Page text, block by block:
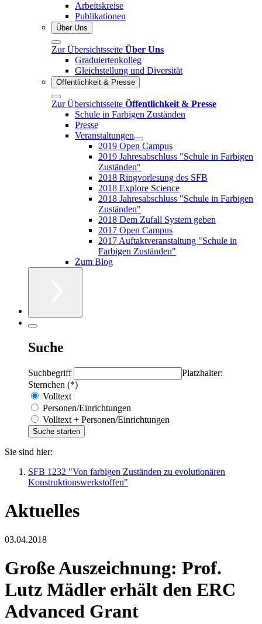
Arbeitskreise
Publikationen
Über Uns
Zur Übersichtsseite Über Uns
Graduiertenkolleg
Gleichstellung und Diversität
Öffentlichkeit & Presse
Zur Übersichtsseite Öffentlichkeit & Presse
Schule in Farbigen Zuständen
Presse
Veranstaltungen
2019 Open Campus
2019 Jahresabschluss "Schule in Farbigen
Zuständen"
2018 Ringvorlesung des SFB
2018 Explore Science
2018 Jahresabschluss "Schule in Farbigen
Zuständen"
2018 Dem Zufall System geben
2017 Open Campus
2017 Auftaktveranstaltung "Schule in
Farbigen Zuständen"
Zum Blog
Suche
Suchbegriff
Platzhalter:
Sternchen (*)
Volltext
Personen/Einrichtungen
Volltext + Personen/Einrichtungen
Sie sind hier:
SFB 1232 "Von farbigen Zuständen zu evolutionären
Konstruktionswerkstoffen"
Aktuelles
03.04.2018
Große Auszeichnung: Prof.
Lutz Mädler erhält den ERC
Advanced Grant